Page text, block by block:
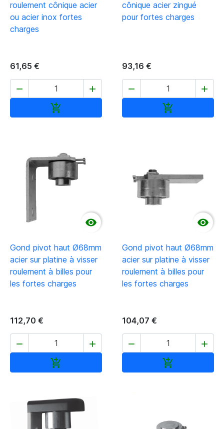
roulement cônique acier
ou acier inox fortes
charges
61,65 €
 

cônique acier zingué
pour fortes charges
93,16 €
 


Gond pivot haut Ø68mm
acier sur platine à visser
roulement à billes pour
les fortes charges
112,70 €
 


Gond pivot haut Ø68mm
acier sur platine à visser
roulement à billes pour
les fortes charges
104,07 €
 
